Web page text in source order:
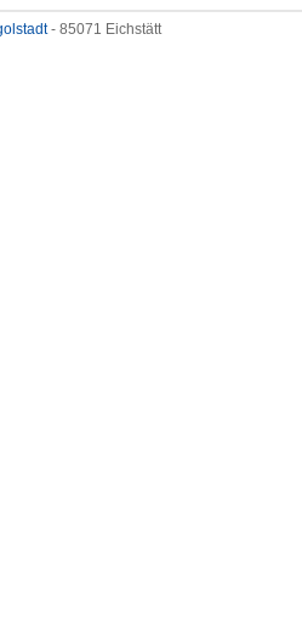
- 85071 Eichstätt